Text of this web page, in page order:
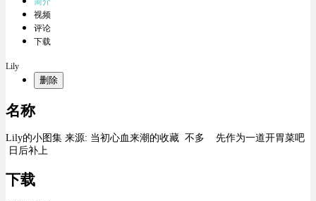
视频
评论
下载
Lily
删除
名称
Lily的小图集 来源: 当初心血来潮的收藏 不多 先作为一道开胃菜吧
日后补上
下载